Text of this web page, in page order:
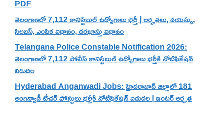
PDF
తెలంగాణలో 7,112 కానిస్టేబుల్ ఉద్యోగాలు భర్తీ | అర్హతలు, వయస్సు,
సిలబస్, ఎంపిక విధానం, దరఖాస్తు విధానం
Telangana Police Constable Notification 2026:
తెలంగాణలో 7,112 పోలీస్ కానిస్టేబుల్ ఉద్యోగాలు భర్తీకి నోటిఫికేషన్
విడుదల
Hyderabad Anganwadi Jobs: హైదరాబాద్ జిల్లాలో 181
అంగన్వాడీ టీచర్ పోస్టులు భర్తీకి నోటిఫికేషన్ విడుదల | ఇంటర్ అర్హత